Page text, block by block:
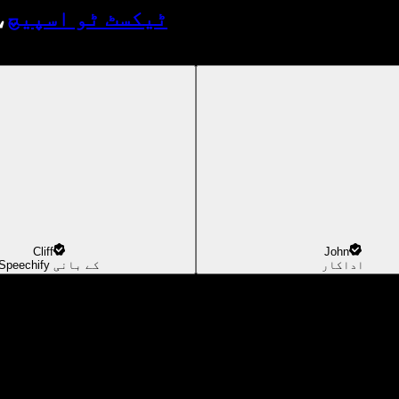
ٹیکسٹ ٹو اسپیچ
Cliff
Speechify کے بانی
John
اداکار